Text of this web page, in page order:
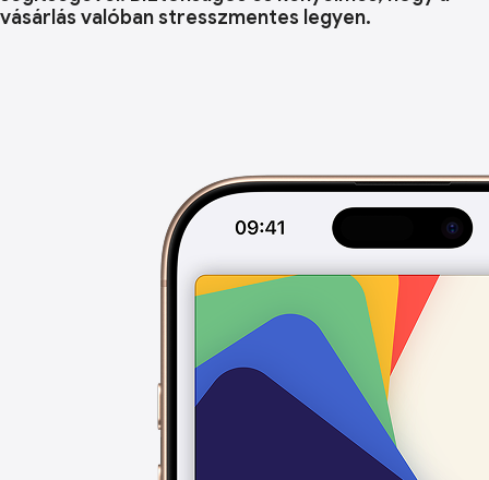
vásárlás valóban stresszmentes legyen.